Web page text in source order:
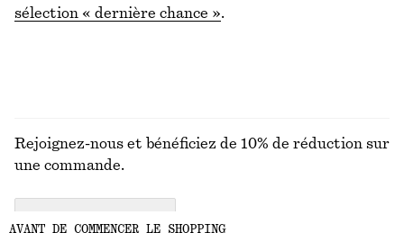
sélection « dernière chance ».
Rejoignez-nous et bénéficiez de 10% de réduction sur
une commande.
AVANT DE COMMENCER LE SHOPPING